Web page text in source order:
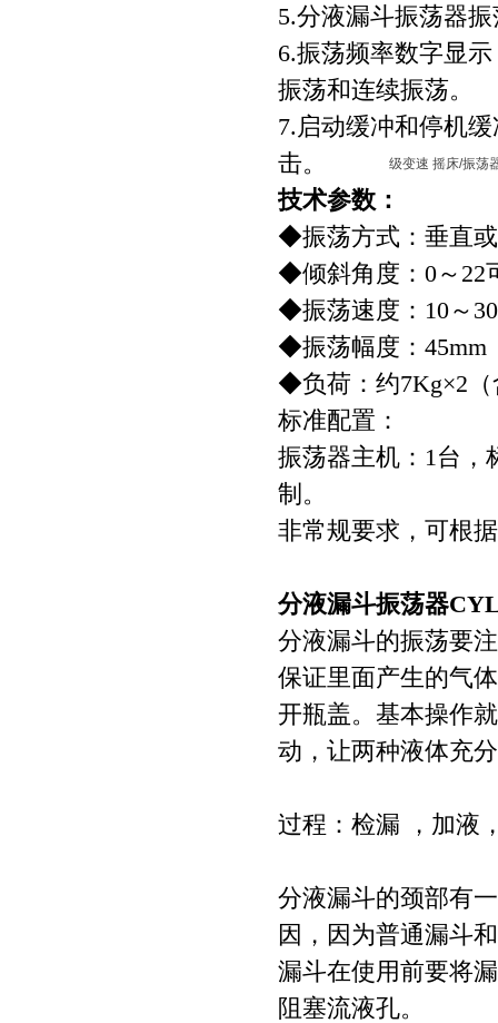
5.分液漏斗振荡器
6.振荡频率数字显
振荡和连续振荡。
7.启动缓冲和停机
技术参数：
◆振荡方式：垂直
◆倾斜角度：0～22
◆振荡速度：10～
◆振荡幅度：45mm
◆负荷：约7Kg×2（
标准配置：
振荡器主机：1台，
制。
非常规要求，可根
分液漏斗振荡器
分液漏斗的振荡要
保证里面产生的气
开瓶盖。基本操作
动，让两种液体充
过程：检漏 ，加液
分液漏斗的颈部有
因，因为普通漏斗
漏斗在使用前要将
阻塞流液孔。